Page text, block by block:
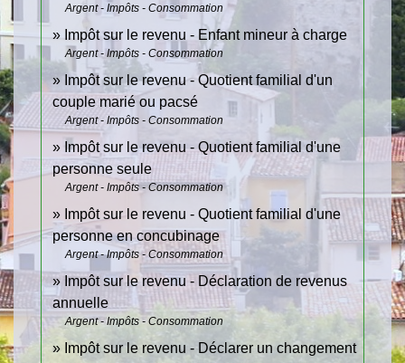
Argent - Impôts - Consommation
Impôt sur le revenu - Enfant mineur à charge
Argent - Impôts - Consommation
Impôt sur le revenu - Quotient familial d'un
couple marié ou pacsé
Argent - Impôts - Consommation
Impôt sur le revenu - Quotient familial d'une
personne seule
Argent - Impôts - Consommation
Impôt sur le revenu - Quotient familial d'une
personne en concubinage
Argent - Impôts - Consommation
Impôt sur le revenu - Déclaration de revenus
annuelle
Argent - Impôts - Consommation
Impôt sur le revenu - Déclarer un changement